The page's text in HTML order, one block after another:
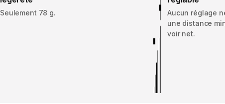
Seulement 78 g.
Aucun réglage
une distance
voir net.